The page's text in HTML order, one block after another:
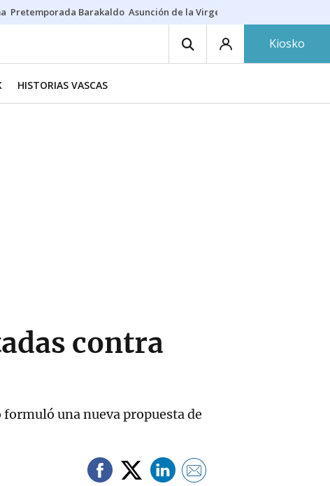
Pretemporada Barakaldo Asunción de la Virgen
Kiosko
HISTORIAS VASCAS
contra
una nueva propuesta de